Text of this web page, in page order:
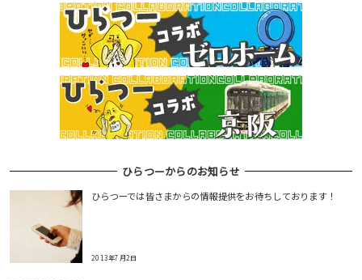
ひらつーからのお知らせ
ひらつーでは皆さまからの情報提供をお待ちしております！
2013年7月2日